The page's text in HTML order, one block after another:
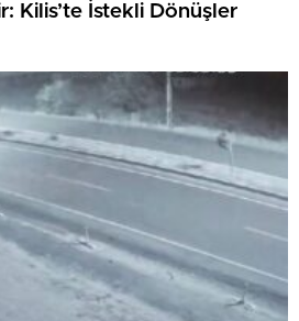
Kilis’te İstekli Dönüşler